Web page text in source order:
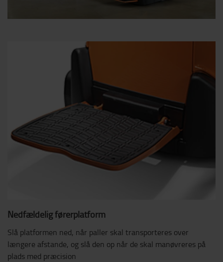
Nedfældelig førerplatform
Slå platformen ned, når paller skal transporteres over
længere afstande, og slå den op når de skal manøvreres på
plads med præcision